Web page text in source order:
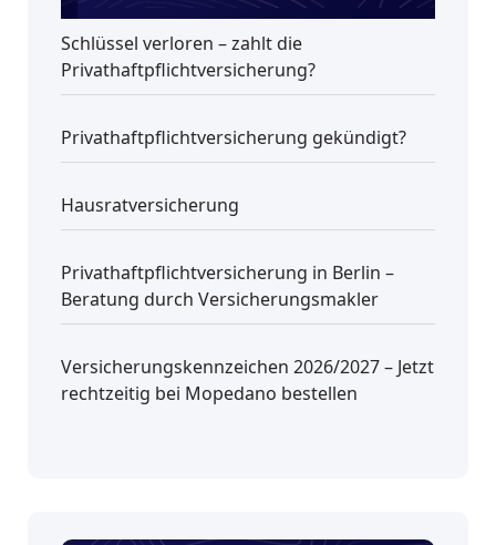
Schlüssel verloren – zahlt die
Privathaftpflichtversicherung?
Privathaftpflichtversicherung gekündigt?
Hausratversicherung
Privathaftpflichtversicherung in Berlin –
Beratung durch Versicherungsmakler
Versicherungskennzeichen 2026/2027 – Jetzt
rechtzeitig bei Mopedano bestellen